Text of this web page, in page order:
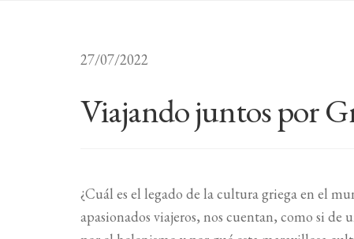
27/07/2022
Viajando juntos por
¿Cuál es el legado de la cultura griega en el
apasionados viajeros, nos cuentan, como si de